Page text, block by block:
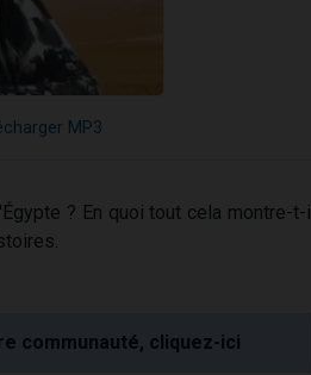
MP3
? En quoi tout cela montre-t-il
communauté, cliquez-ici